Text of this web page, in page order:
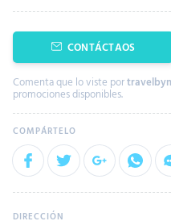
CONTÁCTAOS
Comenta que lo viste por
promociones disponibles.